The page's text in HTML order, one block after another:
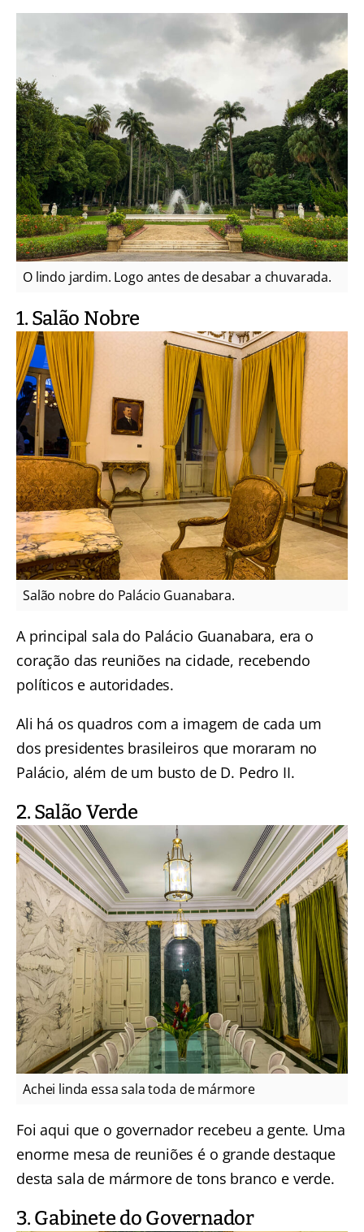
O lindo jardim. Logo antes de desabar a chuvarada.
1. Salão Nobre
Salão nobre do Palácio Guanabara.
A principal sala do Palácio Guanabara, era o
coração das reuniões na cidade, recebendo
políticos e autoridades.
Ali há os quadros com a imagem de cada um
dos presidentes brasileiros que moraram no
Palácio, além de um busto de D. Pedro II.
2. Salão Verde
Achei linda essa sala toda de mármore
Foi aqui que o governador recebeu a gente. Uma
enorme mesa de reuniões é o grande destaque
desta sala de mármore de tons branco e verde.
3. Gabinete do Governador